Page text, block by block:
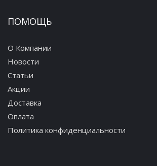
ПОМОЩЬ
О Компании
Новости
Статьи
Акции
Доставка
Оплата
Политика конфиденциальности